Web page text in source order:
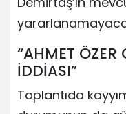
“AHMET ÖZER
İDDİASI”
Toplantıda